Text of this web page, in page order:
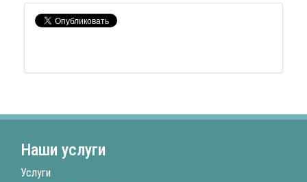
Наши услуги
Услуги